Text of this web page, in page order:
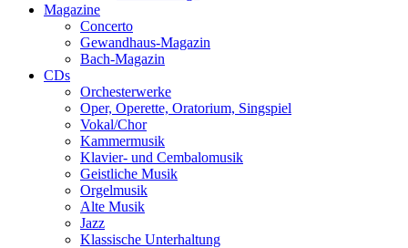
Magazine
Concerto
Gewandhaus-Magazin
Bach-Magazin
CDs
Orchesterwerke
Oper, Operette, Oratorium, Singspiel
Vokal/Chor
Kammermusik
Klavier- und Cembalomusik
Geistliche Musik
Orgelmusik
Alte Musik
Jazz
Klassische Unterhaltung